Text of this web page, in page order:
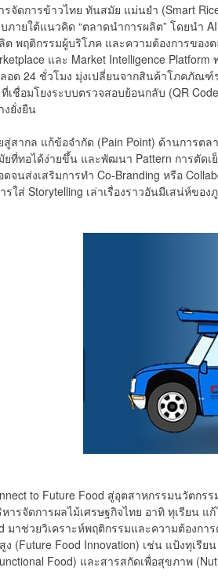
รจัดการข้าวไทย ทันสมัย แม่นยำ (Smart
ภายใต้แนวคิด “ตลาดนำการผลิต” โดยนำ
พฤติกรรมผู้บริโภค และความต้องการของ
และ Market Intelligence
อด 24 ชั่วโมง มุ่งเปลี่ยนจากสินค้าโภคภัณ
ที่เชื่อมโยงระบบตรวจสอบย้อนกลับ (QR
งยั่งยืน
สู่สากล แก้ข้อจำกัด (Pain Point) ด้านการ
ที่ทอได้ง่ายขึ้น และพัฒนา Pattern การตัดเ
ดจนส่งเสริมการทำ Co-Branding หรือ
รใส่ Storytelling เล่าเรื่องราวอันมีเสน่ห์ข
to Future Food สู่อุตสาหกรรมนวัตก
ารจัดการผลไม้เศรษฐกิจไทย อาทิ ทุเรียน
มาช่วยวิเคราะห์พฤติกรรมและความต้องก
(Future Food Innovation) เช่น แป้งทุเรีย
Food) และสารสกัดเพื่อสุขภาพ